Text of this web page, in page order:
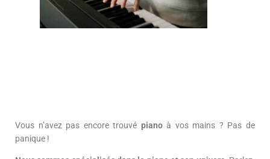
Vous n’avez pas encore trouvé pianoà vos mains ? Pas de
panique !